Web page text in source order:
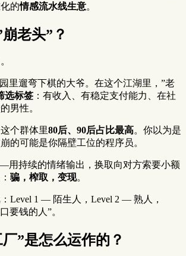
的情感流水线生意。
老头”？
里遛弯下棋的大爷。在这个江湖里，”老
选标签 ：有收入、有稳定支付能力、在社
男性。
个群体里80后、90后占比最高。你以为是
的可能是你隔壁工位的程序员。
用持续的情绪输出，换取向对方索要小额
骗，榨取，变现。
Level 1 — 陌生人，Level 2 — 熟人，
要钱的人”。
”是怎么运作的？